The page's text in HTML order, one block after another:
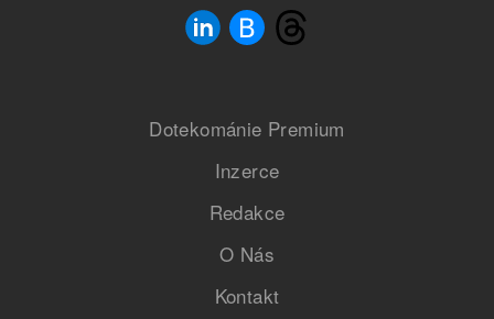
Dotekománie Premium
Inzerce
Redakce
O Nás
Kontakt